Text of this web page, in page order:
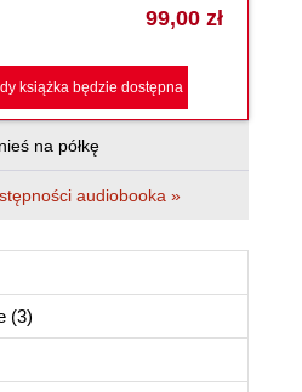
99,00 zł
książka będzie dostępna
na półkę
audiobooka »
(3)